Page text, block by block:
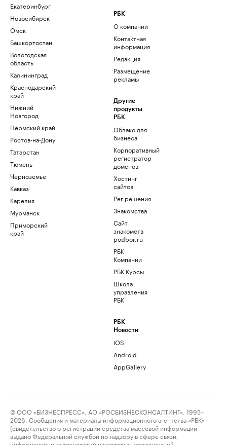
Екатеринбург
Новосибирск
Омск
Башкортостан
Вологодская
область
Калининград
Краснодарский
край
Нижний
Новгород
Пермский край
Ростов-на-Дону
Татарстан
Тюмень
Черноземье
Кавказ
Карелия
Мурманск
Приморский
край
РБК
О компании
Контактная
информация
Редакция
Размещение
рекламы
Другие
продукты
РБК
Облако для
бизнеса
Корпоративный
регистратор
доменов
Хостинг
сайтов
Рег.решения
Знакомства
Сайт
знакомств
podbor.ru
РБК
Компании
РБК Курсы
Школа
управления
РБК
РБК
Новости
iOS
Android
AppGallery
© ООО «БИЗНЕСПРЕСС», АО «РОСБИЗНЕСКОНСАЛТИНГ», 1995–
2026. Сообщения и материалы информационного агентства «РБК»
(свидетельство о регистрации средства массовой информации
выдано Федеральной службой по надзору в сфере связи,